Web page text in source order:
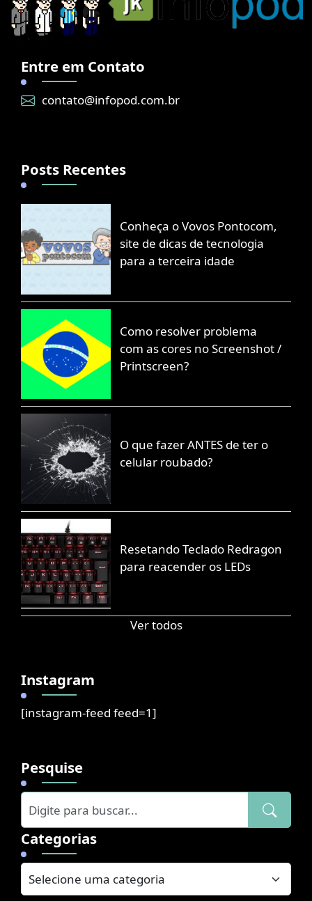
Entre em Contato
contato@infopod.com.br
Posts Recentes
Conheça o Vovos Pontocom,
site de dicas de tecnologia
para a terceira idade
Como resolver problema
com as cores no Screenshot /
Printscreen?
O que fazer ANTES de ter o
celular roubado?
Resetando Teclado Redragon
para reacender os LEDs
Ver todos
Instagram
[instagram-feed feed=1]
Pesquise
Categorias